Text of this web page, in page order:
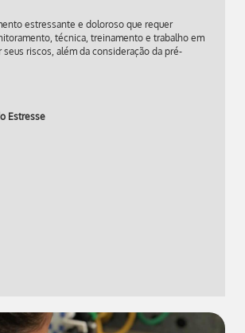
estressante e doloroso que requer
técnica, treinamento e trabalho em
seus riscos, além da consideração da pré-
Estresse